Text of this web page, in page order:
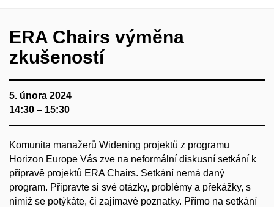
ERA Chairs výměna
zkušeností
5. února 2024
14:30 – 15:30
Komunita manažerů Widening projektů z programu
Horizon Europe Vás zve na neformální diskusní setkání k
přípravě projektů ERA Chairs. Setkání nemá daný
program. Připravte si své otázky, problémy a překážky, s
nimiž se potýkáte, či zajímavé poznatky. Přímo na setkání